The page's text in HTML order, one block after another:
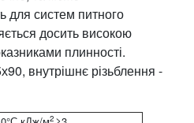
для систем питного
досить високою
плинності.
внутрішнє різьблення -
2